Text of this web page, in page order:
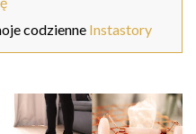
codzienne Instastory